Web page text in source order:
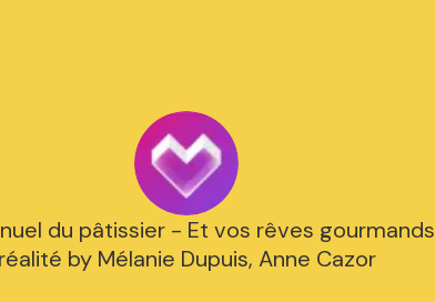
du pâtissier - Et vos rêves
réalité by Mélanie Dupuis, Anne Cazor